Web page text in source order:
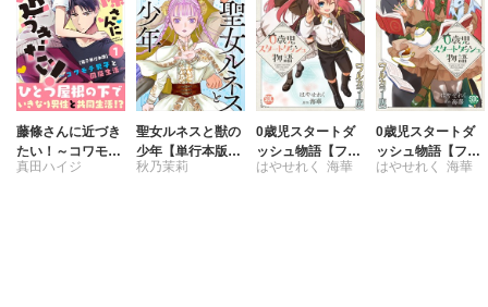
藤條さんに近づき
たい！～コワモテ
男子と同居生活～
真田ハイジ
聖女ルネスと獣の
少年【単行本版】
1【電子限定特典
秋乃茉莉
0歳児スタートダ
ッシュ物語【フル
カラー版】【単行
はやせれく 海華
0歳児スタートダ
ッシュ物語【フル
カラー版】【単行
はやせれく 海華